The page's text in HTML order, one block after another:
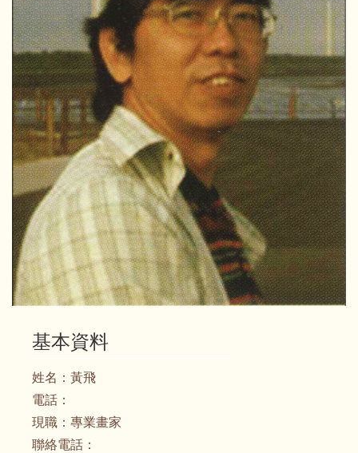
基本資料
姓名： 黃飛
電話：
現職： 專業畫家
聯絡電話：